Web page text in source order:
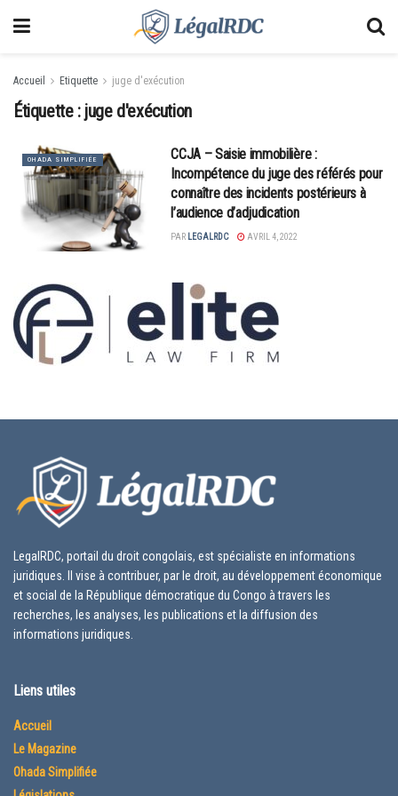
Accueil Etiquette juge d'exécution
Étiquette : juge d'exécution
OHADA SIMPLIFIÉE
CCJA – Saisie immobilière :
Incompétence du juge des référés pour
connaître des incidents postérieurs à
l’audience d’adjudication
PAR LEGALRDC AVRIL 4, 2022
LegalRDC, portail du droit congolais, est spécialiste en informations
juridiques. Il vise à contribuer, par le droit, au développement économique
et social de la République démocratique du Congo à travers les
recherches, les analyses, les publications et la diffusion des
informations juridiques.
Liens utiles
Accueil
Le Magazine
Ohada Simplifiée